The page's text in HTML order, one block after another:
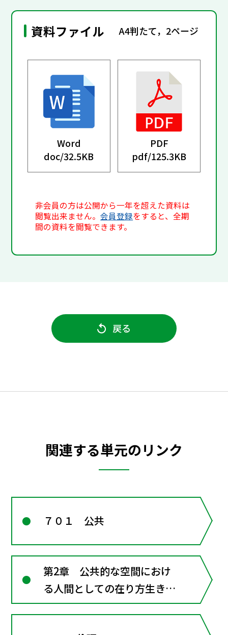
資料ファイル A4判たて，2ページ
Word
doc/32.5KB
PDF
pdf/125.3KB
非会員の方は公開から一年を超えた資料は
閲覧出来ません。会員登録をすると、全期
間の資料を閲覧できます。
戻る
関連する単元のリンク
７０１ 公共
第2章 公共的な空間におけ
る人間としての在り方生き方
―共に生きるための倫理